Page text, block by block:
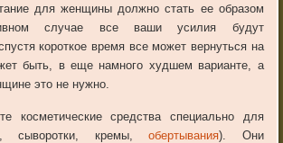
для женщины должно стать ее образом
случае все ваши усилия будут
короткое время все может вернуться на
быть, в еще намного худшем варианте, а
это не нужно.
косметические средства специально для
сыворотки, кремы,обертывания). Они